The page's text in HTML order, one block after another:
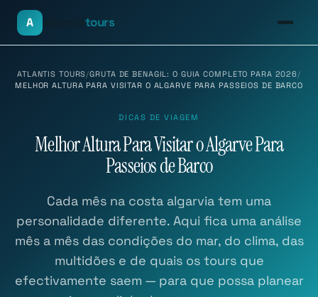
A tours
ATLANTIS TOURS/GRUTA DE BENAGIL: O GUIA COMPLETO PARA 2026/
MELHOR ALTURA PARA VISITAR O ALGARVE PARA PASSEIOS DE BARCO
DICAS DE VIAGEM
Melhor Altura Para Visitar o Algarve Para
Passeios de Barco
Cada mês na costa algarvia tem uma
personalidade diferente. Aqui fica uma análise
mês a mês das condições do mar, do clima, das
multidões e de quais os tours que
efectivamente saem — para que possa planear